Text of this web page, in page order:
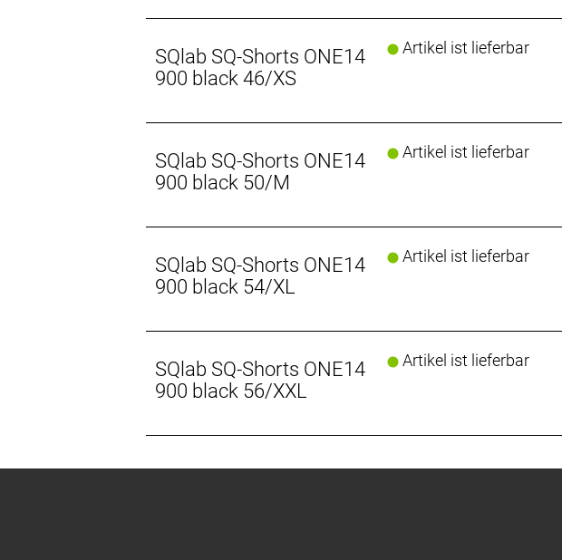
SQlab SQ-Shorts ONE14
900 black 46/XS
Artikel ist lieferbar
SQlab SQ-Shorts ONE14
900 black 50/M
Artikel ist lieferbar
SQlab SQ-Shorts ONE14
900 black 54/XL
Artikel ist lieferbar
SQlab SQ-Shorts ONE14
900 black 56/XXL
Artikel ist lieferbar